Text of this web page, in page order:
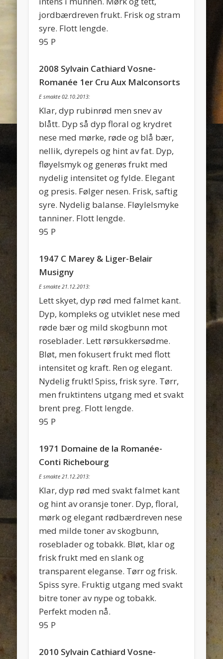
jordbærdreven frukt. Frisk og stram
syre. Flott lengde.
95 P
2008 Sylvain Cathiard Vosne-
Romanée 1er Cru Aux Malconsorts
E smakte 02.10.2013:
Klar, dyp rubinrød men snev av
blått. Dyp så dyp floral og krydret
nese med mørke, røde og blå bær,
nellik, dyrepels og hint av fat. Dyp,
fløyelsmyk og generøs frukt med
nydelig intensitet og fylde. Elegant
og presis. Følger nesen. Frisk, saftig
syre. Nydelig balanse. Fløylelsmyke
tanniner. Flott lengde.
95 P
1947 C Marey & Liger-Belair
Musigny
E smakte 21.12.2013:
Lett skyet, dyp rød med falmet kant.
Dyp, kompleks og utviklet nese med
røde bær og mild skogbunn mot
roseblader. Lett rørsukkersødme.
Bløt, men fokusert frukt med flott
intensitet og kraft. Ren og elegant.
Nydelig frukt! Spiss, frisk syre. Tørr,
men fruktintens utgang med et svakt
brent preg. Flott lengde.
95 P
1971 Domaine de la Romanée-
Conti Richebourg
E smakte 21.12.2013:
Klar, dyp rød med svakt falmet kant
og hint av oransje toner. Dyp, floral,
mørk og elegant rødbærdreven nese
med milde toner av skogbunn,
roseblader og tobakk. Bløt, klar og
frisk frukt med en slank og
transparent eleganse. Tørr og frisk.
Spiss syre. Fruktig utgang med svakt
bitre toner av nype og tobakk.
Perfekt moden nå.
95 P
2010 Sylvain Cathiard Vosne-